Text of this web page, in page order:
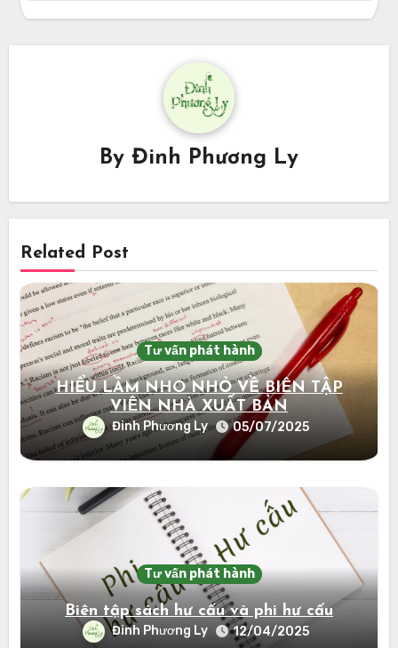
By Đinh Phương Ly
Related Post
Tư vấn phát hành
HIỂU LẦM NHO NHỎ VỀ BIÊN TẬP
VIÊN NHÀ XUẤT BẢN
Đinh Phương Ly 05/07/2025
Tư vấn phát hành
Biên tập sách hư cấu và phi hư cấu
Đinh Phương Ly 12/04/2025